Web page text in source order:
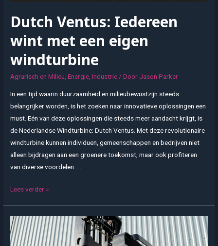
Dutch Ventus: Iedereen
wint met een eigen
windturbine
Agrarisch en Milieu ,Energie ,Industrie / Door Jason Parker
In een tijd waarin duurzaamheid en milieubewustzijn steeds
belangrijker worden, is het zoeken naar innovatieve oplossingen een
must. Eén van deze oplossingen die steeds meer aandacht krijgt, is
de Nederlandse Windturbine; Dutch Ventus. Met deze revolutionaire
windturbine kunnen individuen, gemeenschappen en bedrijven niet
alleen bijdragen aan een groenere toekomst, maar ook profiteren
van diverse voordelen. …
Dutch
wint
met
Lees verder »